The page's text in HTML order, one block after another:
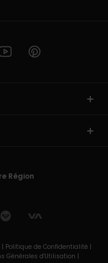
Région
| Politique de Confidentialité |
Générales d'Utilisation |